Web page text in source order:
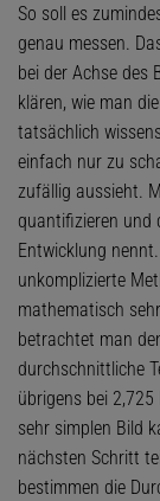
So soll es
genau messen.
bei der Achse des
klären, wie man
tatsächlich
einfach nur zu
zufällig aussieht.
quantifizieren und
Entwicklung
unkomplizierte
mathematisch
betrachtet man
durchschnittliche
übrigens bei
sehr simplen Bild
nächsten Schritt
bestimmen die